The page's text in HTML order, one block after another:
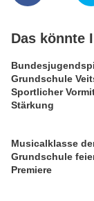
Das könnte
Grundschule
Sportlicher
Stärkung
Musicalklasse
Grundschule
Premiere